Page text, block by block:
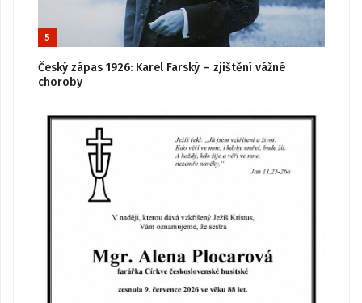
5
Český zápas 1926: Karel Farský – zjištění vážné
choroby